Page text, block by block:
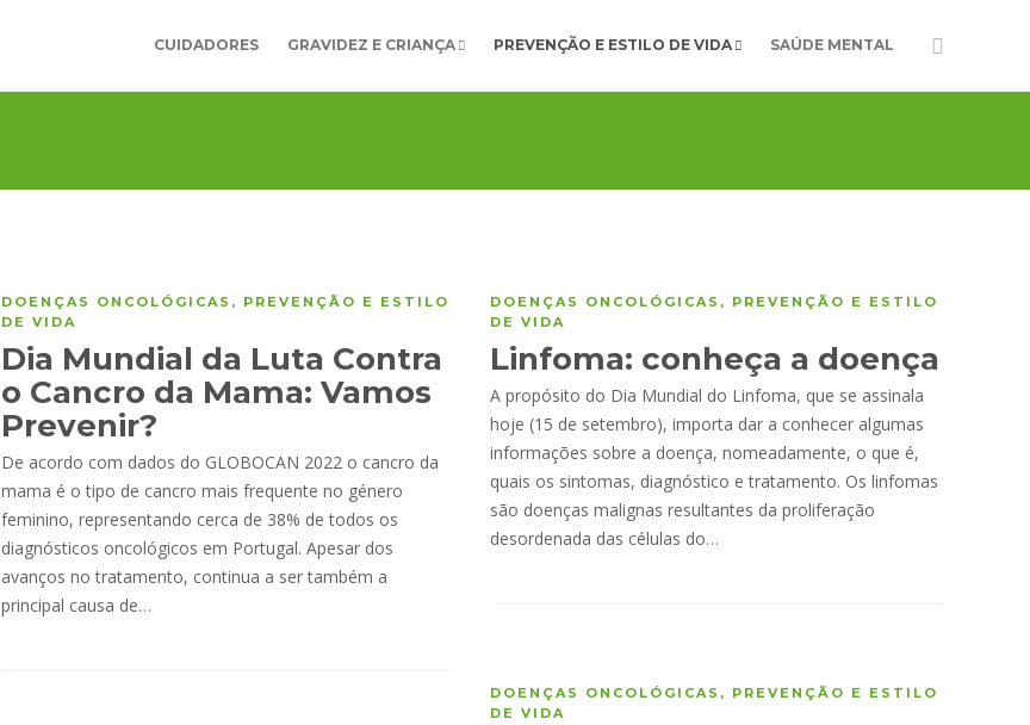
CUIDADORES GRAVIDEZ E CRIANÇA PREVENÇÃO E ESTILO DE VIDA SAÚDE MENTAL
DOENÇAS ONCOLÓGICAS , PREVENÇÃO E ESTILO
DE VIDA
Dia Mundial da Luta Contra
o Cancro da Mama: Vamos
Prevenir?
De acordo com dados do GLOBOCAN 2022 o cancro da
mama é o tipo de cancro mais frequente no género
feminino, representando cerca de 38% de todos os
diagnósticos oncológicos em Portugal. Apesar dos
avanços no tratamento, continua a ser também a
principal causa de…
DOENÇAS ONCOLÓGICAS , PREVENÇÃO E ESTILO
DE VIDA
Linfoma: conheça a doença
A propósito do Dia Mundial do Linfoma, que se assinala
hoje (15 de setembro), importa dar a conhecer algumas
informações sobre a doença, nomeadamente, o que é,
quais os sintomas, diagnóstico e tratamento. Os linfomas
são doenças malignas resultantes da proliferação
desordenada das células do…
DOENÇAS ONCOLÓGICAS , PREVENÇÃO E ESTILO
DE VIDA